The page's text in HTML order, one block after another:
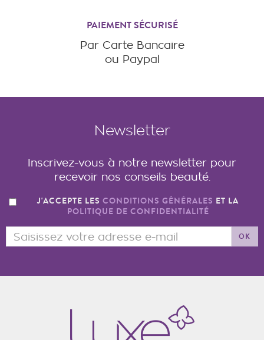
PAIEMENT SÉCURISÉ
Par Carte Bancaire
ou Paypal
Newsletter
Inscrivez-vous à notre newsletter pour
recevoir nos conseils beauté.
J'ACCEPTE LES CONDITIONS GÉNÉRALES ET LA
POLITIQUE DE CONFIDENTIALITÉ
OK